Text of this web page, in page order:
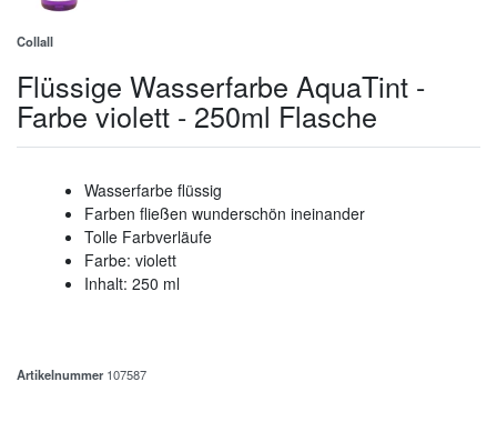
Collall
Flüssige Wasserfarbe AquaTint -
Farbe violett - 250ml Flasche
Wasserfarbe flüssig
Farben fließen wunderschön ineinander
Tolle Farbverläufe
Farbe: violett
Inhalt: 250 ml
Artikelnummer 107587